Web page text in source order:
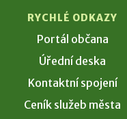
RYCHLÉ ODKAZY
Portál občana
Úřední deska
Kontaktní spojení
Ceník služeb města